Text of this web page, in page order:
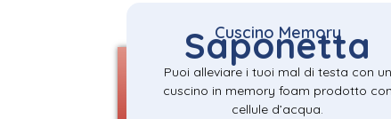
Cuscino Memory
Saponetta
Puoi alleviare i tuoi mal di testa con un
cuscino in memory foam prodotto con
cellule d’acqua.